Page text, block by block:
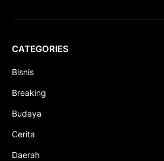
CATEGORIES
Bisnis
Breaking
Budaya
Cerita
Daerah